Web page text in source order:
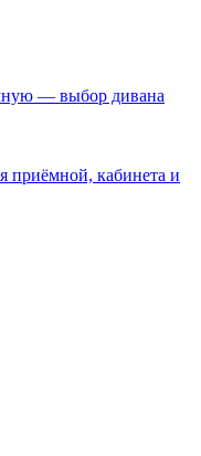
— выбор дивана
приёмной, кабинета и